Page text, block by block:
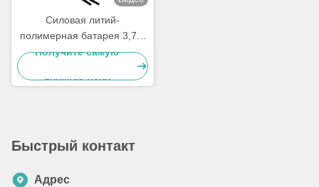
Силовая литий-
полимерная батарея 3,7 В
1000 мАч Липо батарея
Получите самую
лучшую цену
Быстрый контакт
Адрес